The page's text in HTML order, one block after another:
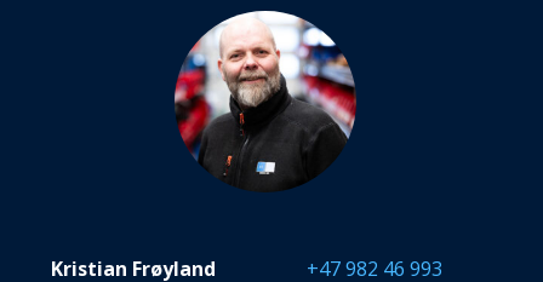
Kristian Frøyland
+47 982 46 993